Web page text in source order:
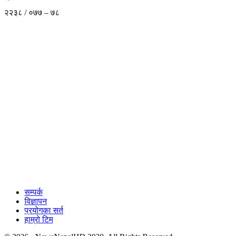
२२३८ / ०७७ – ७८
सम्पर्क
विज्ञापन
प्रयोगका सर्त
हाम्रो टिम